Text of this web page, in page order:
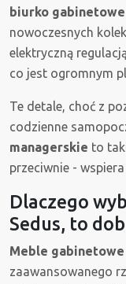
biurko gabinetowe
nowoczesnych
elektryczną
co jest ogromnym
Te detale, choć z
codzienne
managerskie to
przeciwnie -
Dlaczego
Sedus, to
Meble
zaawansowanego